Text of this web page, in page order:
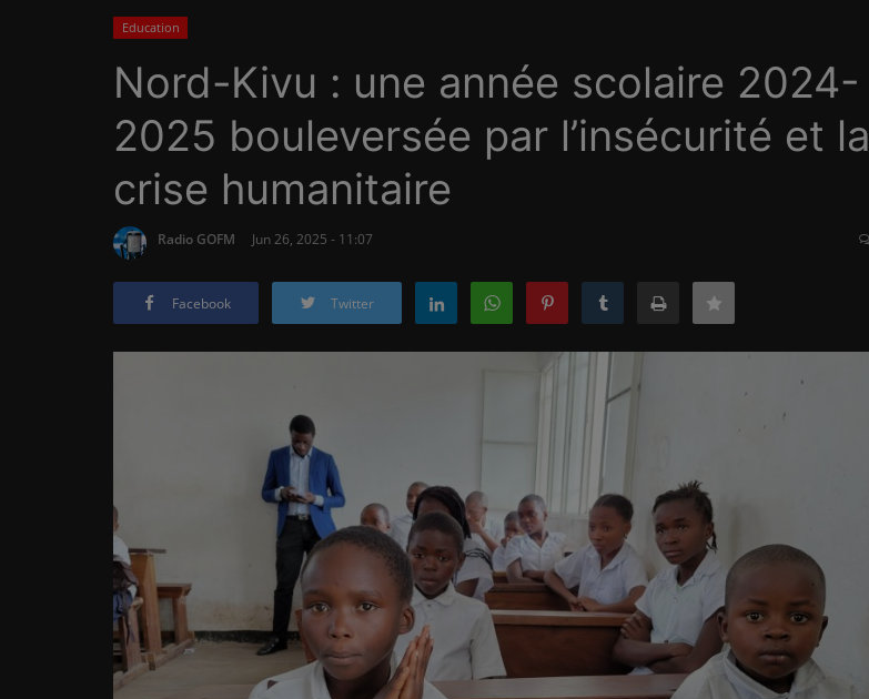
Education
Nord-Kivu : une année scolaire 2024-
2025 bouleversée par l’insécurité et la
crise humanitaire
Radio GOFM Jun 26, 2025 - 11:07
Facebook Twitter